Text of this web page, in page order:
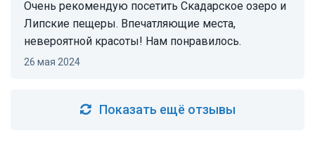
Очень рекомендую посетить Скадарское озеро и
Липские пещеры. Впечатляющие места,
невероятной красоты! Нам понравилось.
26 мая 2024
Показать ещё отзывы